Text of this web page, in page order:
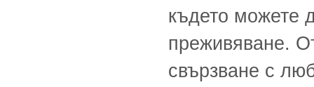
където можете
преживяване.
свързване с